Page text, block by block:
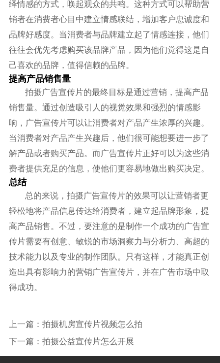
绎情感的方式，唤起观众的共鸣。这种方式可以帮助营
销者在消费者心目中建立情感联结，增加客户忠诚度和
品牌好感度。当消费者与品牌建立起了情感连接，他们
往往会优先考虑购买该品牌产品，因为他们觉得这是自
己喜欢的品牌，值得信赖的品牌。
提高产品销售量
拍摄广告宣传片的最终目标是通过营销，提高产品
销售量。通过创造吸引人的视觉效果和强烈的情感影
响，广告宣传片可以让消费者对产品产生浓厚的兴趣。
当消费者对产品产生兴趣后，他们很可能想要进一步了
解产品或者购买产品。而广告宣传片正好可以为这些消
费者提供充足的信息，使他们更容易地做出购买决定。
总结
总的来说，拍摄广告宣传片的效果可以让营销者更
轻松地将产品信息传达给消费者，建立起品牌形象，提
高产品销售。不过，要注意的是制作一个成功的广告宣
传片需要有创意、敏锐的市场洞察力与分析力、高超的
技术能力以及专业的制作团队。只有这样，才能真正创
造出具有影响力的营销广告宣传片，并在广告市场中取
得成功。
上一篇： 拍摄机房宣传片视频怎么拍
下一篇： 拍摄公益宣传片怎么开展